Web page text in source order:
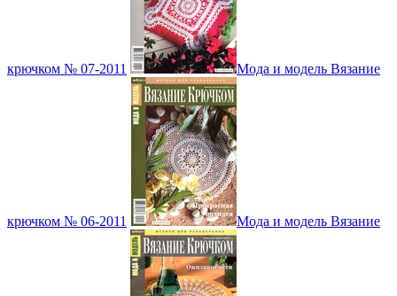
крючком № 07-2011 Мода и модель Вязание
крючком № 06-2011 Мода и модель Вязание